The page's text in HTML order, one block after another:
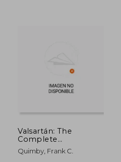
Valsartán: The
Complete
Comprehensive
Health Guide Treat
Quimby, Frank C.